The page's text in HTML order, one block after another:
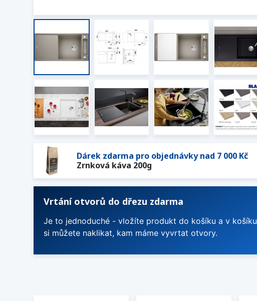
Dárek zdarma pro objednávky nad 7 000 Kč
Zrnková káva 200g
Vrtání otvorů do dřezu zdarma
Je to jednoduché - vložíte produkt do košíku a v košíku
si můžete naklikat, kam máme vyvrtat otvory.